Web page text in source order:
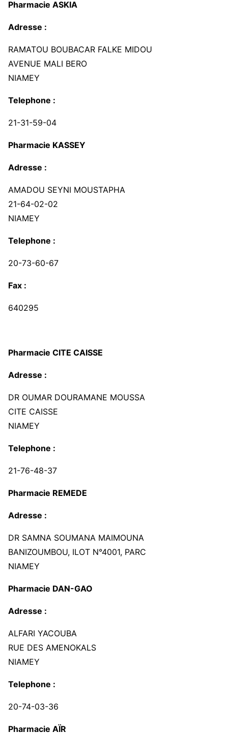
Pharmacie ASKIA
Adresse :
RAMATOU BOUBACAR FALKE MIDOU
AVENUE MALI BERO
NIAMEY
Telephone :
21-31-59-04
Pharmacie KASSEY
Adresse :
AMADOU SEYNI MOUSTAPHA
21-64-02-02
NIAMEY
Telephone :
20-73-60-67
Fax :
640295
Pharmacie CITE CAISSE
Adresse :
DR OUMAR DOURAMANE MOUSSA
CITE CAISSE
NIAMEY
Telephone :
21-76-48-37
Pharmacie REMEDE
Adresse :
DR SAMNA SOUMANA MAIMOUNA
BANIZOUMBOU, ILOT N°4001, PARC
NIAMEY
Pharmacie DAN-GAO
Adresse :
ALFARI YACOUBA
RUE DES AMENOKALS
NIAMEY
Telephone :
20-74-03-36
Pharmacie AÏR